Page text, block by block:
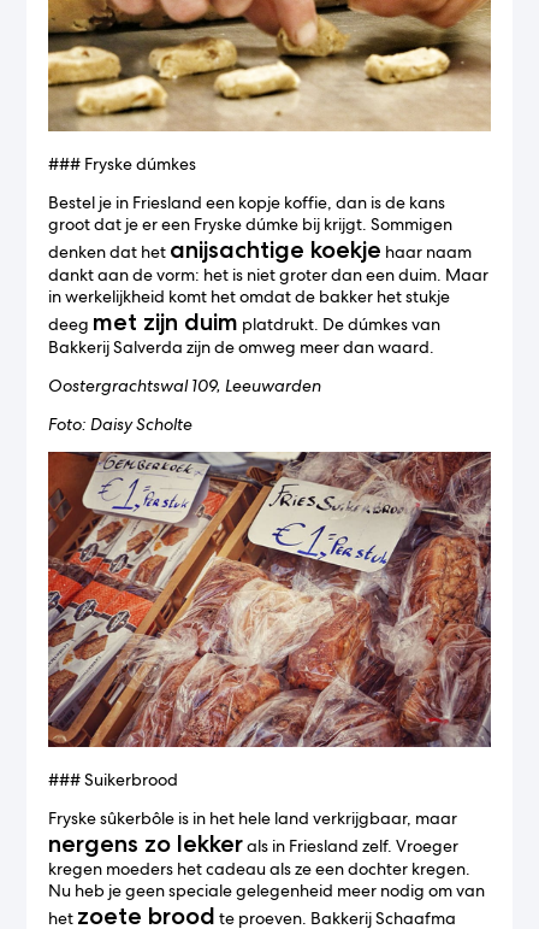
### Fryske dúmkes
Bestel je in Friesland een kopje koffie, dan is de kans
groot dat je er een Fryske dúmke bij krijgt. Sommigen
denken dat het anijsachtige koekje haar naam
dankt aan de vorm: het is niet groter dan een duim. Maar
in werkelijkheid komt het omdat de bakker het stukje
deeg met zijn duim platdrukt. De dúmkes van
Bakkerij Salverda zijn de omweg meer dan waard.
Oostergrachtswal 109, Leeuwarden
Foto: Daisy Scholte
### Suikerbrood
Fryske sûkerbôle is in het hele land verkrijgbaar, maar
nergens zo lekkerals in Friesland zelf. Vroeger
kregen moeders het cadeau als ze een dochter kregen.
Nu heb je geen speciale gelegenheid meer nodig om van
het zoete brood te proeven. Bakkerij Schaafma